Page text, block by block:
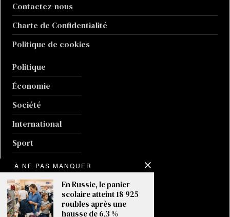
Contactez-nous
Charte de Confidentialité
Politique de cookies
Politique
Économie
Société
International
Sport
Culture
Guerre en Ukraine
Climat
À NE PAS MANQUER
En Russie, le panier
scolaire atteint 18 925
roubles après une
hausse de 6,3 %